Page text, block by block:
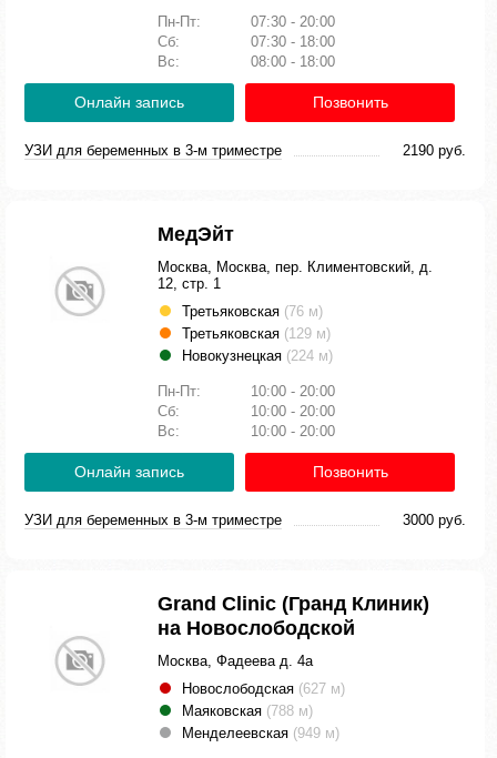
Пн-Пт:
07:30 - 20:00
Сб:
07:30 - 18:00
Вс:
08:00 - 18:00
Онлайн запись Позвонить
УЗИ для беременных в 3-м триместре 2190 руб.
МедЭйт
Москва, Москва, пер. Климентовский, д.
12, стр. 1
Третьяковская (76 м)
Третьяковская (129 м)
Новокузнецкая (224 м)
Пн-Пт:
10:00 - 20:00
Сб:
10:00 - 20:00
Вс:
10:00 - 20:00
Онлайн запись Позвонить
УЗИ для беременных в 3-м триместре 3000 руб.
Grand Clinic (Гранд Клиник)
на Новослободской
Москва, Фадеева д. 4а
Новослободская (627 м)
Маяковская (788 м)
Менделеевская (949 м)